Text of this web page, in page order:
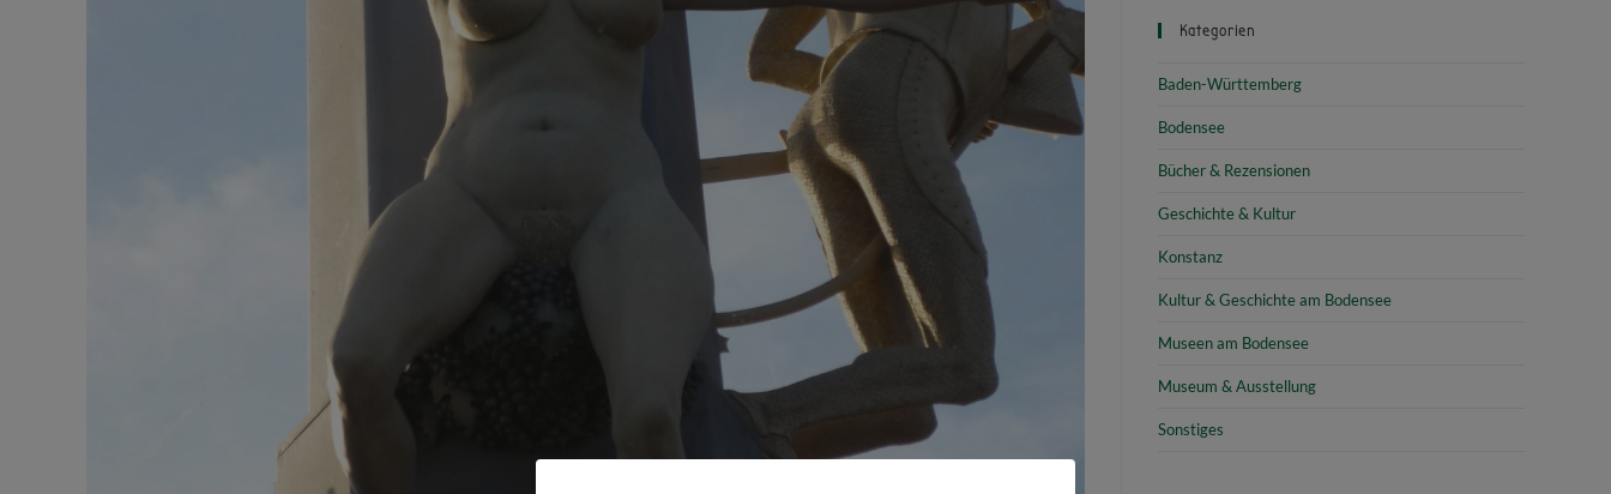
Kategorien
Baden-Württemberg
Bodensee
Bücher & Rezensionen
Geschichte & Kultur
Konstanz
Kultur & Geschichte am Bodensee
Museen am Bodensee
Museum & Ausstellung
Sonstiges